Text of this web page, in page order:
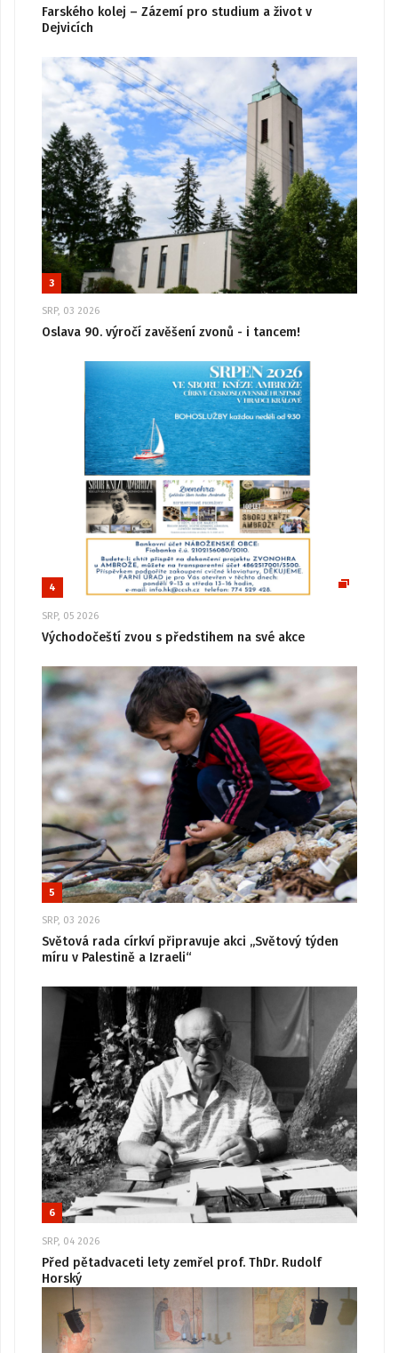
Farského kolej – Zázemí pro studium a život v
Dejvicích
3
SRP, 03 2026
Oslava 90. výročí zavěšení zvonů - i tancem!
4
SRP, 05 2026
Východočeští zvou s předstihem na své akce
5
SRP, 03 2026
Světová rada církví připravuje akci „Světový týden
míru v Palestině a Izraeli“
6
SRP, 04 2026
Před pětadvaceti lety zemřel prof. ThDr. Rudolf
Horský